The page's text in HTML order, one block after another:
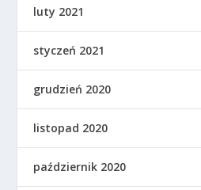
luty 2021
styczeń 2021
grudzień 2020
listopad 2020
październik 2020